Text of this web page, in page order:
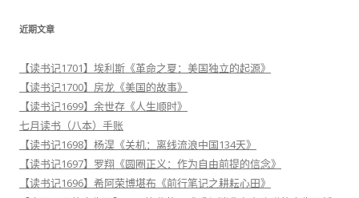
近期文章
【读书记1701】埃利斯《革命之夏：美国独立的起源》
【读书记1700】房龙《美国的故事》
【读书记1699】余世存《人生顺时》
七月读书（八本）手账
【读书记1698】杨淏《关机：离线流浪中国134天》
【读书记1697】罗翔《圆圈正义：作为自由前提的信念》
【读书记1696】希阿荣博堪布《前行笔记之耕耘心田》